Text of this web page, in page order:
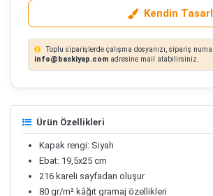
Kendin
Toplu siparişlerde çalışma dosyanızı, sipariş
info@baskiyap.com adresine mail atabilirsiniz.
Ürün Özellikleri
Kapak rengi: Siyah
Ebat: 19,5x25 cm
216 kareli sayfadan oluşur
80 gr/m² kâğıt gramaj özellikleri